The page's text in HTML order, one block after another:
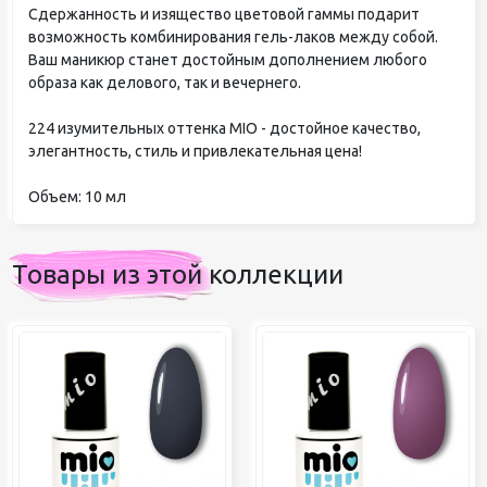
Сдержанность и изящество цветовой гаммы подарит
возможность комбинирования гель-лаков между собой.
Ваш маникюр станет достойным дополнением любого
образа как делового, так и вечернего.
224 изумительных оттенка MIO - достойное качество,
элегантность, стиль и привлекательная цена!
Объем: 10 мл
Товары из этой коллекции